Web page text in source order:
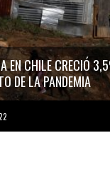
EN CHILE CRECIÓ
DE LA PANDEMIA